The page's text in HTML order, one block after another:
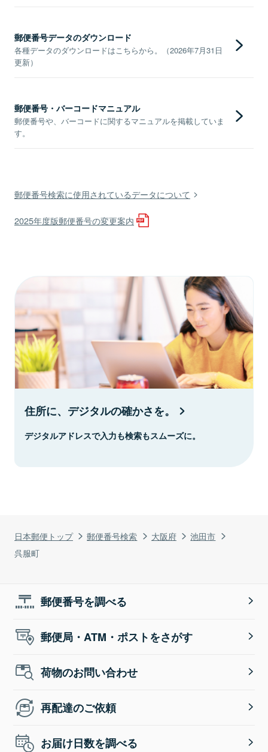
日本郵便トップ 郵便番号検索 大阪府
池田市
呉服町
郵便番号データのダウンロード
各種データのダウンロードはこちらから。（2026年7月31日
更新）
郵便番号・バーコードマニュアル
郵便番号や、バーコードに関するマニュアルを掲載していま
す。
郵便番号検索に使用されているデータについて
2025年度版郵便番号の変更案内
住所に、デジタルの確かさを。
デジタルアドレスで入力も検索もスムーズに。
郵便番号を調べる
郵便局・ATM・ポストをさがす
荷物のお問い合わせ
再配達のご依頼
お届け日数を調べる